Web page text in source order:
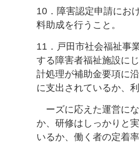
10．障害認定申請にお
料助成を行うこと。
11．戸田市社会福祉事
する障害者福祉施設に
計処理が補助金要項に
に支出されているか、
ーズに応えた運営に
か、研修はしっかりと
いるか、働く者の定着